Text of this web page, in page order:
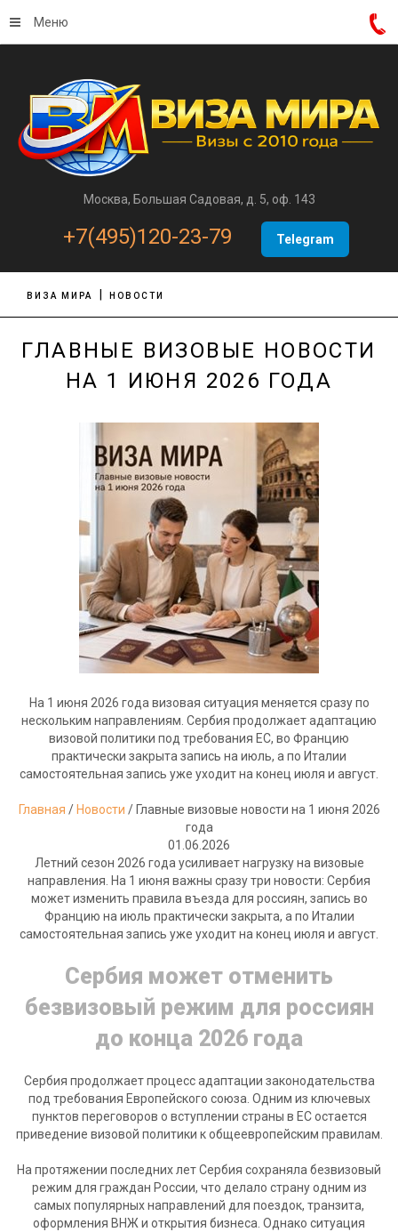
Москва, Большая Садовая, д. 5, оф. 143
+7(495)120-23-79 Telegram
Меню
ВИЗА МИРА НОВОСТИ
ГЛАВНЫЕ ВИЗОВЫЕ НОВОСТИ
НА 1 ИЮНЯ 2026 ГОДА
На 1 июня 2026 года визовая ситуация меняется сразу по
нескольким направлениям. Сербия продолжает адаптацию
визовой политики под требования ЕС, во Францию
практически закрыта запись на июль, а по Италии
самостоятельная запись уже уходит на конец июля и август.
Главная / Новости / Главные визовые новости на 1 июня 2026
года
01.06.2026
Летний сезон 2026 года усиливает нагрузку на визовые
направления. На 1 июня важны сразу три новости: Сербия
может изменить правила въезда для россиян, запись во
Францию на июль практически закрыта, а по Италии
самостоятельная запись уже уходит на конец июля и август.
Сербия может отменить
безвизовый режим для россиян
до конца 2026 года
Сербия продолжает процесс адаптации законодательства
под требования Европейского союза. Одним из ключевых
пунктов переговоров о вступлении страны в ЕС остается
приведение визовой политики к общеевропейским правилам.
На протяжении последних лет Сербия сохраняла безвизовый
режим для граждан России, что делало страну одним из
самых популярных направлений для поездок, транзита,
оформления ВНЖ и открытия бизнеса. Однако ситуация